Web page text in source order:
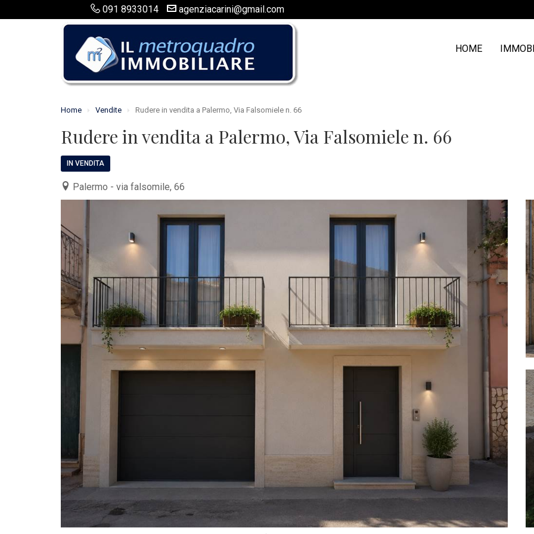
091 8933014 agenziacarini@gmail.com
HOME
Home Vendite Rudere in vendita a Palermo, Via Falsomiele n. 66
Rudere in vendita a Palermo, Via Falsomiele n. 66
IN VENDITA
Palermo - via falsomile, 66